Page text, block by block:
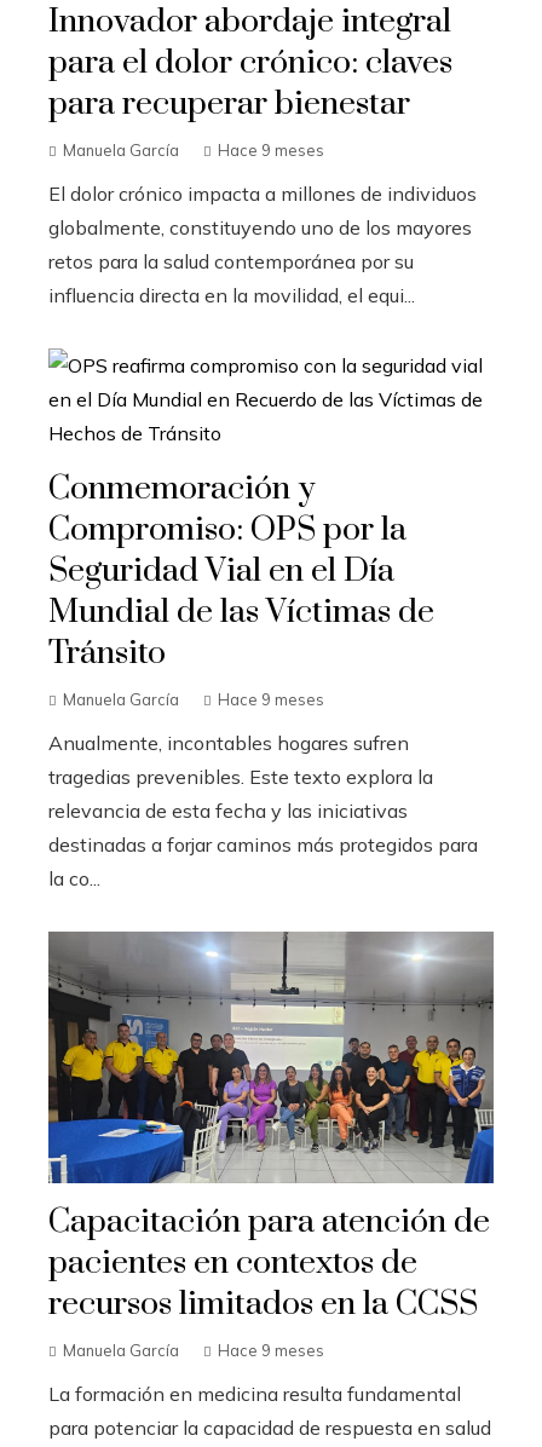
Innovador abordaje integral
para el dolor crónico: claves
para recuperar bienestar
Manuela García Hace 9 meses
El dolor crónico impacta a millones de individuos
globalmente, constituyendo uno de los mayores
retos para la salud contemporánea por su
influencia directa en la movilidad, el equi...
Conmemoración y
Compromiso: OPS por la
Seguridad Vial en el Día
Mundial de las Víctimas de
Tránsito
Manuela García Hace 9 meses
Anualmente, incontables hogares sufren
tragedias prevenibles. Este texto explora la
relevancia de esta fecha y las iniciativas
destinadas a forjar caminos más protegidos para
la co...
Capacitación para atención de
pacientes en contextos de
recursos limitados en la CCSS
Manuela García Hace 9 meses
La formación en medicina resulta fundamental
para potenciar la capacidad de respuesta en salud